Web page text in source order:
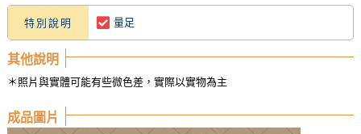
特別說明 量足
其他說明
＊照片與實體可能有些微色差，實際以實物為主
成品圖片